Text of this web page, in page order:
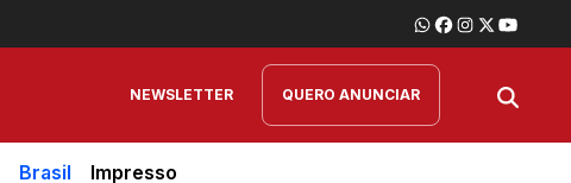
NEWSLETTER QUERO ANUNCIAR
Brasil Impresso